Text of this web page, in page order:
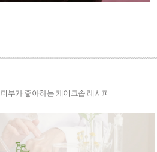
피부가 좋아하는 케이크솝 레시피